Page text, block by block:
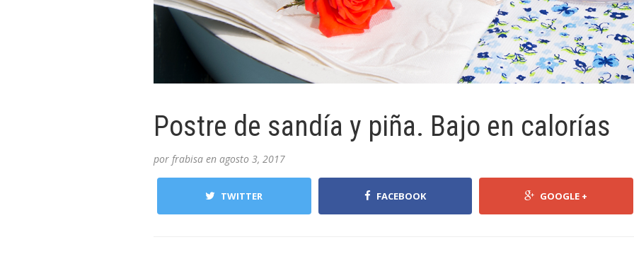
Postre de sandía y piña. Bajo en calorías
por frabisa en agosto 3, 2017
TWITTER FACEBOOK GOOGLE +